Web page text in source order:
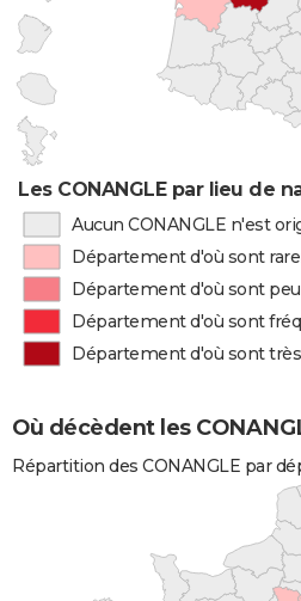
Les CONANGLE par lieu de
Aucun CONANGLE n'est
Département d'où sont
Département d'où sont
Département d'où sont
Département d'où sont
Où décèdent les
Répartition des CONANGLE par